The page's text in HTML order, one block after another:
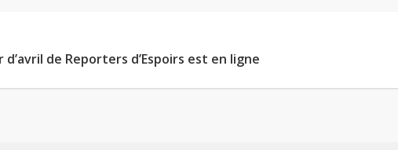
de Reporters d’Espoirs est en ligne